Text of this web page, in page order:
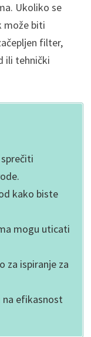
Ukoliko se
može biti
filter,
ili tehnički
kako biste
mogu uticati
za ispiranje za
na efikasnost